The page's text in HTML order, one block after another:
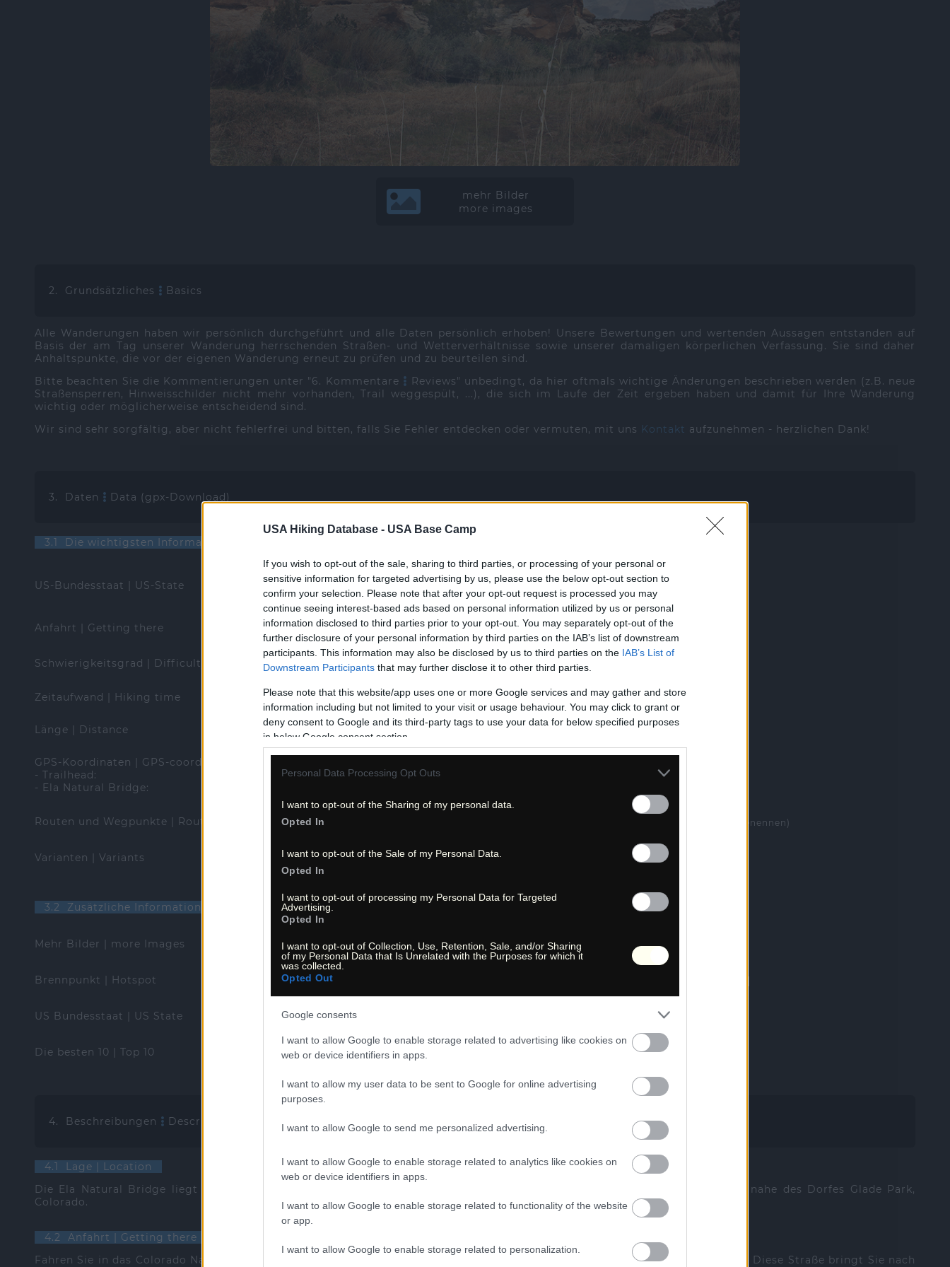
USA Hiking Database - USA Base Camp
If you wish to opt-out of the sale, sharing to third parties, or processing of your personal or
sensitive information for targeted advertising by us, please use the below opt-out section to
confirm your selection. Please note that after your opt-out request is processed you may
continue seeing interest-based ads based on personal information utilized by us or personal
information disclosed to third parties prior to your opt-out. You may separately opt-out of the
further disclosure of your personal information by third parties on the IAB’s list of downstream
participants. This information may also be disclosed by us to third parties on the IAB’s List of
Downstream Participants that may further disclose it to other third parties.
Please note that this website/app uses one or more Google services and may gather and store
information including but not limited to your visit or usage behaviour. You may click to grant or
deny consent to Google and its third-party tags to use your data for below specified purposes
in below Google consent section.
Personal Data Processing Opt Outs
I want to opt-out of the Sharing of my personal data.
Opted In
I want to opt-out of the Sale of my Personal Data.
Opted In
I want to opt-out of processing my Personal Data for Targeted
Advertising.
Opted In
I want to opt-out of Collection, Use, Retention, Sale, and/or Sharing
of my Personal Data that Is Unrelated with the Purposes for which it
was collected.
Opted Out
Google consents
I want to allow Google to enable storage related to advertising like cookies on
web or device identifiers in apps.
I want to allow my user data to be sent to Google for online advertising
purposes.
I want to allow Google to send me personalized advertising.
I want to allow Google to enable storage related to analytics like cookies on
web or device identifiers in apps.
I want to allow Google to enable storage related to functionality of the website
or app.
I want to allow Google to enable storage related to personalization.
mehr Bilder
more images
2. Grundsätzliches Basics
Alle Wanderungen haben wir persönlich durchgeführt und alle Daten persönlich erhoben! Unsere Bewertungen und wertenden Aussagen entstanden auf
Basis der am Tag unserer Wanderung herrschenden Straßen- und Wetterverhältnisse sowie unserer damaligen körperlichen Verfassung. Sie sind daher
Anhaltspunkte, die vor der eigenen Wanderung erneut zu prüfen und zu beurteilen sind.
Bitte beachten Sie die Kommentierungen unter "6. Kommentare
Reviews" unbedingt, da hier oftmals wichtige Änderungen beschrieben werden (z.B. neue
Straßensperren, Hinweisschilder nicht mehr vorhanden, Trail weggespült, ...), die sich im Laufe der Zeit ergeben haben und damit für Ihre Wanderung
wichtig oder möglicherweise entscheidend sind.
Wir sind sehr sorgfältig, aber nicht fehlerfrei und bitten, falls Sie Fehler entdecken oder vermuten, mit uns Kontakt aufzunehmen - herzlichen Dank!
3. Daten Data (gpx-Download)
3.1 Die wichtigsten Informationen | The most important information
US-Bundesstaat | US-State Colorado [CO]
Anfahrt | Getting there PKW | Car
Schwierigkeitsgrad | Difficulty leicht | easy
Zeitaufwand | Hiking time 0,5 - 1 Stunde
Länge | Distance 0,44 Meilen = 0,71 km
GPS-Koordinaten | GPS-coordinates (WGS84)
- Trailhead:
- Ela Natural Bridge:
Routen und Wegpunkte | Routes and waypoints (*.gpx) (falls .xml, dann nach .gpx umbenennen)
Varianten | Variants nicht verfügbar | not available
3.2 Zusätzliche Informationen | Additional information
Mehr Bilder | more Images Bilder | Images
Brennpunkt | Hotspot Hiking Hotspot: Grand Junction | Fruita [CO]
US Bundesstaat | US State USA Hiking State: Colorado [CO]
Die besten 10 | Top 10 nicht verfügbar | not available
4. Beschreibungen Descriptions
4.1 Lage | Location
Die Ela Natural Bridge liegt westlich von Grand Junction, westlich des Colorado National Monuments, in der Clark Wash, nahe des Dorfes Glade Park,
Colorado.
4.2 Anfahrt | Getting there
Fahren Sie in das Colorado National Monument (Eintritt) und folgen Sie dem Rimrock Drive bis zur Abzweigung der DS Road. Diese Straße bringt Sie nach